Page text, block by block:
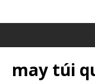
may túi